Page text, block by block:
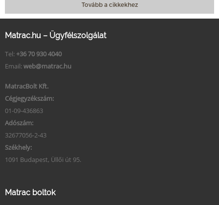
Tovább a cikkekhez
Matrac.hu – Ügyfélszolgálat
Tel: +36 70 930 4040
Email: web@matrac.hu
MatracBolt Kft.
Cégjegyzékszám:
01-09-436863
Adószám:
32677056-2-43
Székhely:
1091 Budapest, Üllői út 95.
Matrac boltok